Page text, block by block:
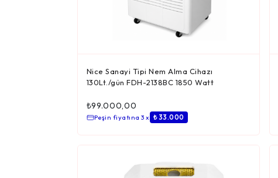
Nice Sanayi Tipi Nem Alma Cihazı
130Lt./gün FDH-2138BC 1850 Watt
₺99.000,00
Peşin fiyatına 3 x ₺ 33.000